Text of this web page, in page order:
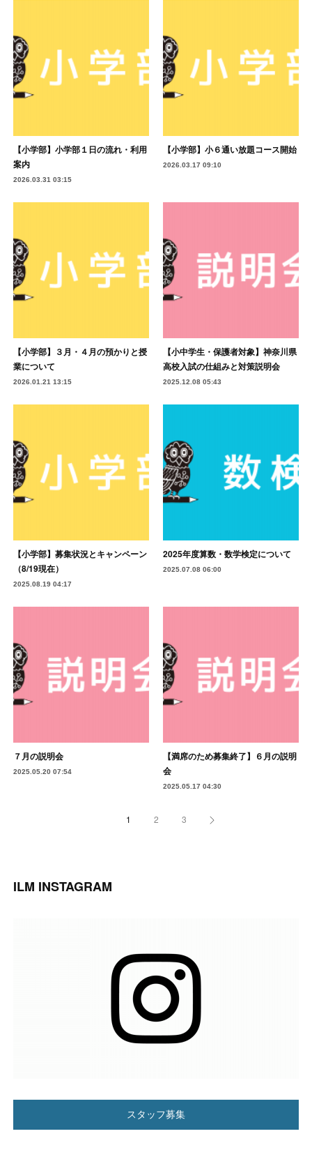
【小学部】小学部１日の流れ・利用
案内
2026.03.31 03:15
【小学部】小６通い放題コース開始
2026.03.17 09:10
【小学部】３月・４月の預かりと授
業について
2026.01.21 13:15
【小中学生・保護者対象】神奈川県
高校入試の仕組みと対策説明会
2025.12.08 05:43
【小学部】募集状況とキャンペーン
（8/19現在）
2025.08.19 04:17
2025年度算数・数学検定について
2025.07.08 06:00
７月の説明会
2025.05.20 07:54
【満席のため募集終了】６月の説明
会
2025.05.17 04:30
1 2 3
ILM INSTAGRAM
スタッフ募集